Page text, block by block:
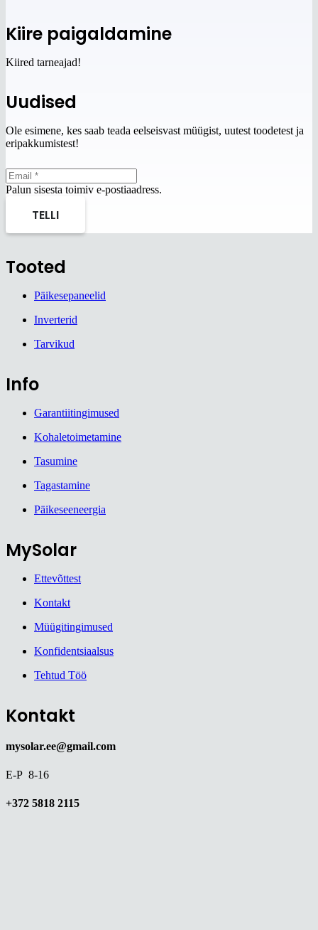
Kiire paigaldamine
Kiired tarneajad!
Uudised
Ole esimene, kes saab teada eelseisvast müügist, uutest toodetest ja
eripakkumistest!
Palun sisesta toimiv e-postiaadress.
TELLI
Tooted
Päikesepaneelid
Inverterid
Tarvikud
Info
Garantiitingimused
Kohaletoimetamine
Tasumine
Tagastamine
Päikeseeneergia
MySolar
Ettevõttest
Kontakt
Müügitingimused
Konfidentsiaalsus
Tehtud Töö
Kontakt
mysolar.ee@gmail.com
E-P 8-16
+372 5818 2115